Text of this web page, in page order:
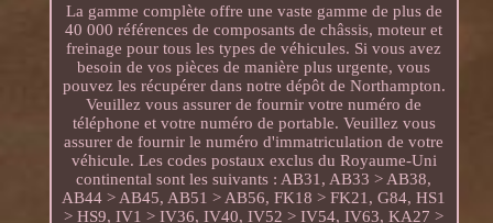
La gamme complète offre une vaste gamme de plus de
40 000 références de composants de châssis, moteur et
freinage pour tous les types de véhicules. Si vous avez
besoin de vos pièces de manière plus urgente, vous
pouvez les récupérer dans notre dépôt de Northampton.
Veuillez vous assurer de fournir votre numéro de
téléphone et votre numéro de portable. Veuillez vous
assurer de fournir le numéro d'immatriculation de votre
véhicule. Les codes postaux exclus du Royaume-Uni
continental sont les suivants : AB31, AB33 > AB38,
AB44 > AB45, AB51 > AB56, FK18 > FK21, G84, HS1
> HS9, IV1 > IV36, IV40, IV52 > IV54, IV63, KA27 >